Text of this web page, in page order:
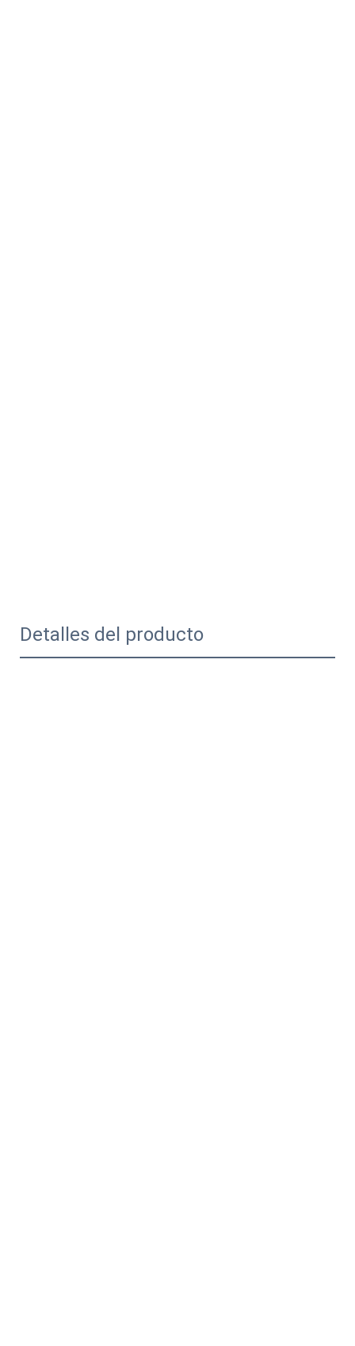
Detalles del producto